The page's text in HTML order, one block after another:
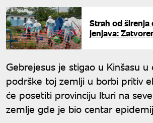
Strah od širenja
jenjava:
Gebrejesus je stigao u Kinšasu
podrške toj zemlji u borbi pritiv
će posetiti provinciju Ituri na
zemlje gde je bio centar